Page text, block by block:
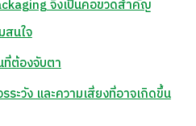
จึงเป็นคอขวดสำคัญ
สนใจ
ต้องจับตา
ระวัง และความเสี่ยงที่อาจเกิดขึ้น